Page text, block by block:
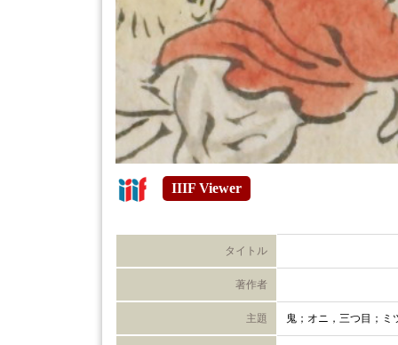
IIIF Viewer
タイトル
著作者
主題 鬼；オニ，三つ目；ミ